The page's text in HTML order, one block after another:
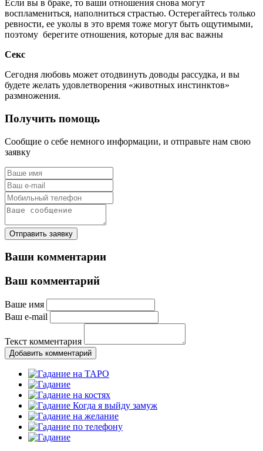
Если вы в браке, то ваши отношения снова могут
воспламениться, наполниться страстью. Остерегайтесь только
ревности, ее уколы в это время тоже могут быть ощутимыми,
поэтому берегите отношения, которые для вас важны
Секс
Сегодня любовь может отодвинуть доводы рассудка, и вы
будете желать удовлетворения «животных инстинктов»
размножения.
Получить помощь
Сообщие о себе немного информации, и отправьте нам свою
заявку
Отправить заявку
Ваши комментарии
Ваш комментарий
Ваше имя
Ваш e-mail
Текст комментария
Добавить комментарий